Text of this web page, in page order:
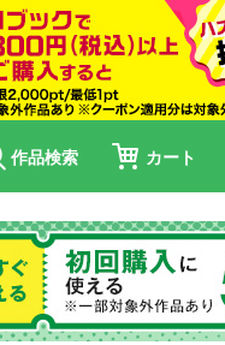
作品検索 カート